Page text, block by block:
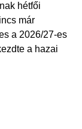
hétfői
már
a 2026/27-es
a hazai